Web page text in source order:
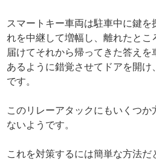
スマートキー車両は駐車中に鍵
れを中継して増幅し、離れたと
届けてそれから帰ってきた答え
あるように錯覚させてドアを開
です。
このリレーアタックにもいくつ
ないようです。
これを対策するには簡単な方法